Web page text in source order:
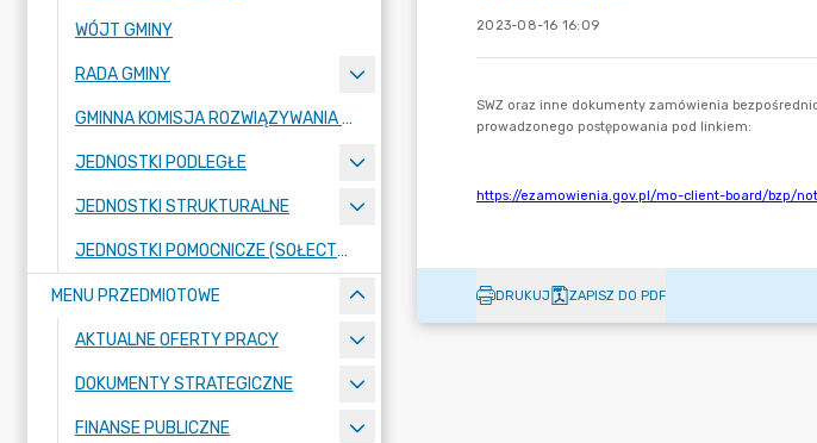
WÓJT GMINY
RADA GMINY
GMINNA KOMISJA ROZWIĄZYWANIA PROBLEMÓW ALKOHOLOWYCH
JEDNOSTKI PODLEGŁE
JEDNOSTKI STRUKTURALNE
JEDNOSTKI POMOCNICZE (SOŁECTWA)
MENU PRZEDMIOTOWE
AKTUALNE OFERTY PRACY
DOKUMENTY STRATEGICZNE
FINANSE PUBLICZNE
2023-08-16 16:09
DRUKUJ ZAPISZ DO PDF